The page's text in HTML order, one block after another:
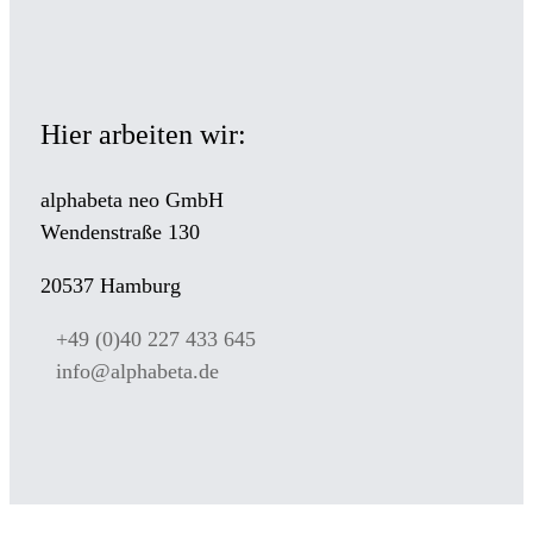
Hier arbeiten wir:
alphabeta neo GmbH
Wendenstraße 130
20537 Hamburg
+49 (0)40 227 433 645
info@alphabeta.de